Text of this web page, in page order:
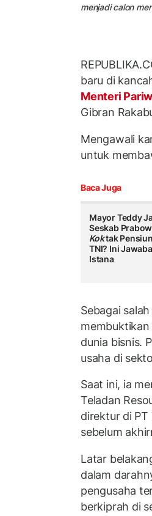
menjadi calon
baru di
Menteri
Gibran
Mengawali
untuk
Baca Juga
Mayor Teddy
Seskab
Koktak
TNI? Ini
Istana
Sebagai
dunia bisnis.
usaha di
Saat ini, ia
Teladan
direktur di PT
sebelum
Latar
dalam
pengusaha
berkiprah di